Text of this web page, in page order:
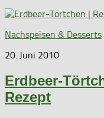
Nachspeisen & Desserts
20. Juni 2010
Erdbeer-
Rezept